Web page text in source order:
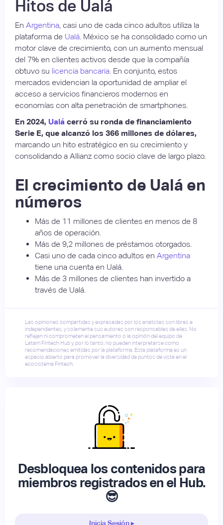
Hitos de Ualá
En Argentina, casi uno de cada cinco adultos utiliza la
plataforma de Ualá . México se ha consolidado como un
motor clave de crecimiento, con un aumento mensual
del 7% en clientes activos desde que la compañía
obtuvo su licencia bancaria. En conjunto, estos
mercados evidencian la oportunidad de ampliar el
acceso a servicios financieros modernos en
economías con alta penetración de smartphones.
En 2024, Ualá cerró su ronda de financiamiento
Serie E, que alcanzó los 366 millones de dólares,
marcando un hito estratégico en su crecimiento y
consolidando a Allianz como socio clave de largo plazo.
El crecimiento de Ualá en
números
Más de 11 millones de clientes en menos de 8
años de operación.
Más de 9,2 millones de préstamos otorgados.
Casi uno de cada cinco adultos en Argentina
tiene una cuenta en Ualá.
Más de 3 millones de clientes han invertido a
través de Ualá.
Las opiniones compartidas y expresadas por los analistas son libres e
independientes, y solamente sus autores son responsables de ellas. No
reflejan ni comprometen el pensamiento o la opinión del equipo de
Latam Fintech Hub y, por lo tanto, no pueden interpretarse como
recomendaciones emitidas por la plataforma. Esta plataforma es un
espacio abierto para promover la diversidad de puntos de vista en el
ecosistema Fintech.
Desbloquea los contenidos para
miembros registrados en el Hub.
😎
Inicia Sesión ▸